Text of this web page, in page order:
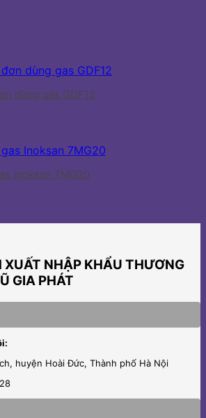
dùng gas GDF12
Inoksan 7MG20
XUẤT NHẬP KHẨU THƯƠNG
GIA PHÁT
huyện Hoài Đức, Thành phố Hà Nội